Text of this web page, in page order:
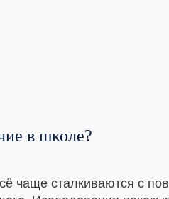
в школе?
чаще сталкиваются с